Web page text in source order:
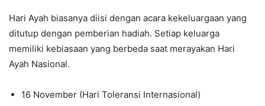
Hari Ayah biasanya diisi dengan acara kekeluargaan yang
ditutup dengan pemberian hadiah. Setiap keluarga
memiliki kebiasaan yang berbeda saat merayakan Hari
Ayah Nasional.
16 November (Hari Toleransi Internasional)